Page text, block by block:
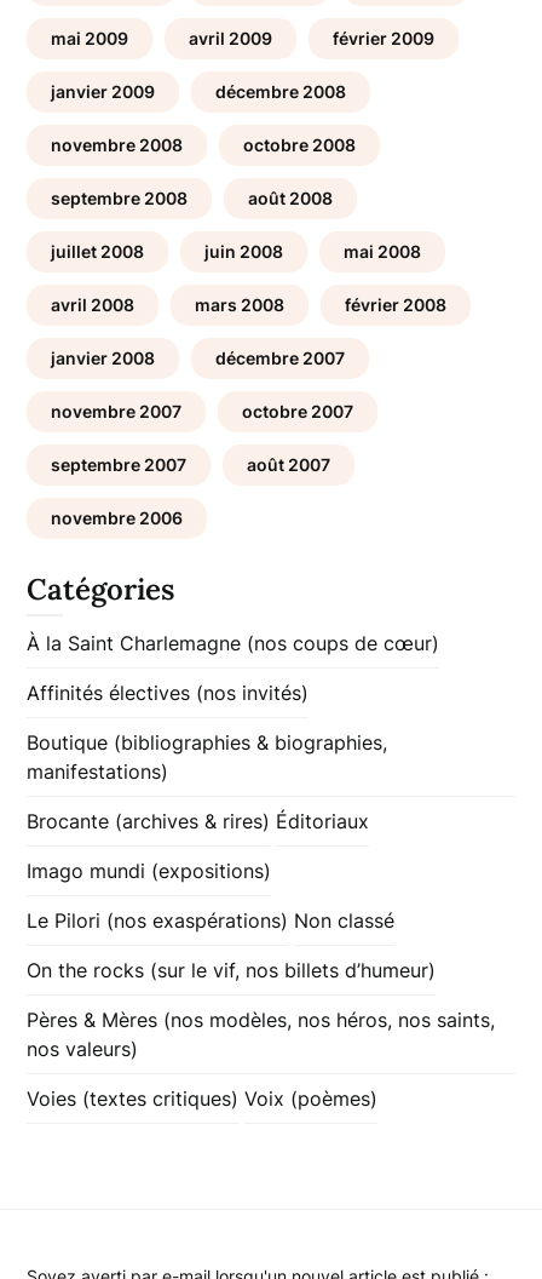
mai 2009 avril 2009 février 2009
janvier 2009 décembre 2008
novembre 2008 octobre 2008
septembre 2008 août 2008
juillet 2008 juin 2008 mai 2008
avril 2008 mars 2008 février 2008
janvier 2008 décembre 2007
novembre 2007 octobre 2007
septembre 2007 août 2007
novembre 2006
Catégories
À la Saint Charlemagne (nos coups de cœur)
Affinités électives (nos invités)
Boutique (bibliographies & biographies,
manifestations)
Brocante (archives & rires) Éditoriaux
Imago mundi (expositions)
Le Pilori (nos exaspérations) Non classé
On the rocks (sur le vif, nos billets d’humeur)
Pères & Mères (nos modèles, nos héros, nos saints,
nos valeurs)
Voies (textes critiques) Voix (poèmes)